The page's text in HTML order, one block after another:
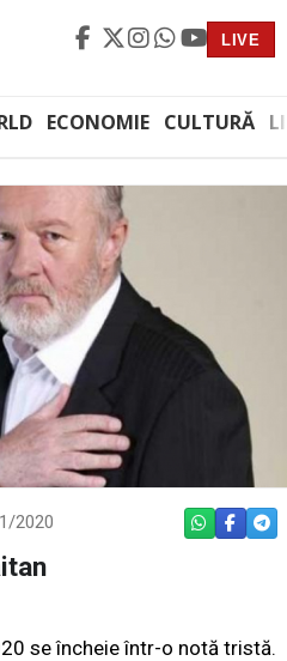
LIVE
ECONOMIE CULTURĂ
2020 WHATSAPP
se încheie într-o notă tristă.